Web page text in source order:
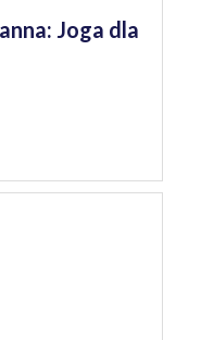
Joga dla